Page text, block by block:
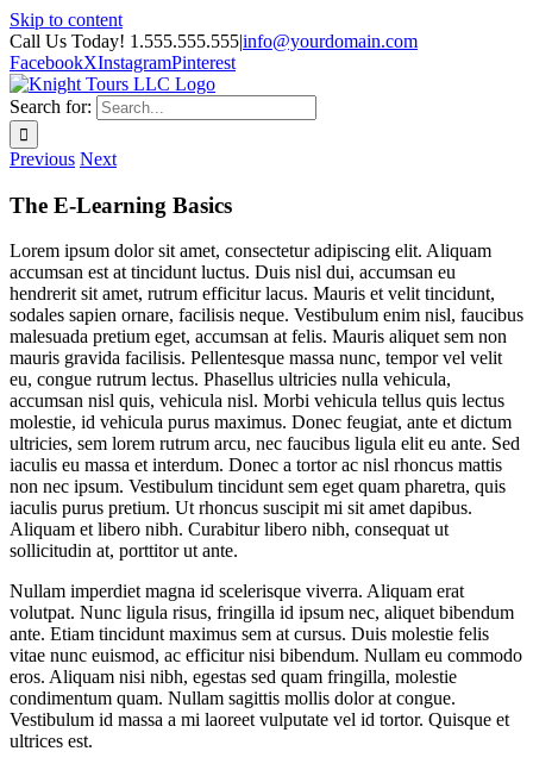
Skip to content
Call Us Today! 1.555.555.555|info@yourdomain.com
FacebookXInstagramPinterest
Search for:
Previous Next
The E-Learning Basics
Lorem ipsum dolor sit amet, consectetur adipiscing elit. Aliquam
accumsan est at tincidunt luctus. Duis nisl dui, accumsan eu
hendrerit sit amet, rutrum efficitur lacus. Mauris et velit tincidunt,
sodales sapien ornare, facilisis neque. Vestibulum enim nisl, faucibus
malesuada pretium eget, accumsan at felis. Mauris aliquet sem non
mauris gravida facilisis. Pellentesque massa nunc, tempor vel velit
eu, congue rutrum lectus. Phasellus ultricies nulla vehicula,
accumsan nisl quis, vehicula nisl. Morbi vehicula tellus quis lectus
molestie, id vehicula purus maximus. Donec feugiat, ante et dictum
ultricies, sem lorem rutrum arcu, nec faucibus ligula elit eu ante. Sed
iaculis eu massa et interdum. Donec a tortor ac nisl rhoncus mattis
non nec ipsum. Vestibulum tincidunt sem eget quam pharetra, quis
iaculis purus pretium. Ut rhoncus suscipit mi sit amet dapibus.
Aliquam et libero nibh. Curabitur libero nibh, consequat ut
sollicitudin at, porttitor ut ante.
Nullam imperdiet magna id scelerisque viverra. Aliquam erat
volutpat. Nunc ligula risus, fringilla id ipsum nec, aliquet bibendum
ante. Etiam tincidunt maximus sem at cursus. Duis molestie felis
vitae nunc euismod, ac efficitur nisi bibendum. Nullam eu commodo
eros. Aliquam nisi nibh, egestas sed quam fringilla, molestie
condimentum quam. Nullam sagittis mollis dolor at congue.
Vestibulum id massa a mi laoreet vulputate vel id tortor. Quisque et
ultrices est.